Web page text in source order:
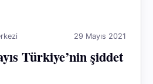
29 Mayıs 2021
Türkiye’nin şiddet